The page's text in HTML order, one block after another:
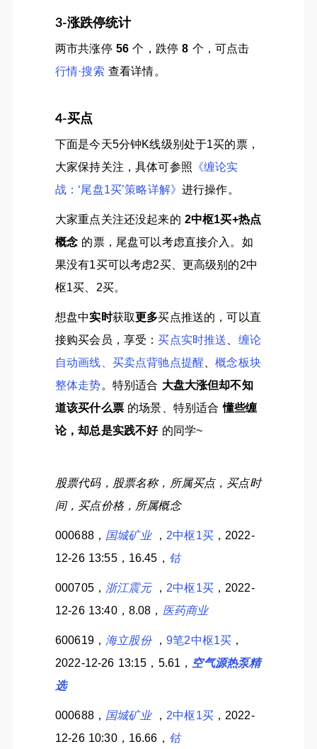
3-涨跌停统计
两市共涨停56个，跌停 8 个，可点击
行情·搜索 查看详情。
4-买点
下面是今天5分钟K线级别处于1买的票，
大家保持关注，具体可参照 《缠论实
战：‘尾盘1买’策略详解》进行操作。
大家重点关注还没起来的 2中枢1买+热点
概念 的票，尾盘可以考虑直接介入。如
果没有1买可以考虑2买、更高级别的2中
枢1买、2买。
想盘中实时获取更多买点推送的，可以直
接购买会员，享受：买点实时推送
缠论
自动画线、买卖点背驰点提醒 、概念板块
整体走势。特别适合 大盘大涨但却不知
道该买什么票的场景、特别适合懂些缠
论，却总是实践不好的同学~
股票代码，股票名称，所属买点，买点时
间，买点价格，所属概念
000688， 国城矿业 ， 2中枢1买，2022-
12-26 13:55，16.45， 钴
000705， 浙江震元 ， 2中枢1买，2022-
12-26 13:40，8.08， 医药商业
600619， 海立股份 ，9笔2中枢1买 ，
2022-12-26 13:15，5.61， 空气源热泵精
选
000688， 国城矿业 ， 2中枢1买，2022-
12-26 10:30，16.66， 钴